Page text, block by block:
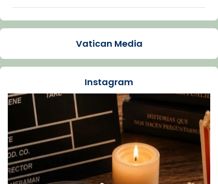
Arquebisbat de Barcelona
La Carmina va patir depressió. Fa gairebé
dos mesos, a l'Estadi Lluís Companys, la
Recupera l'entrevista comp
Vatican
tican News 👇
www.vaticannews.va/es/iglesia/news/2026-
07/carmina-historia-depresion-papa-viaje-
espana-testimoni...
Foto
Vatican Media
Instagram